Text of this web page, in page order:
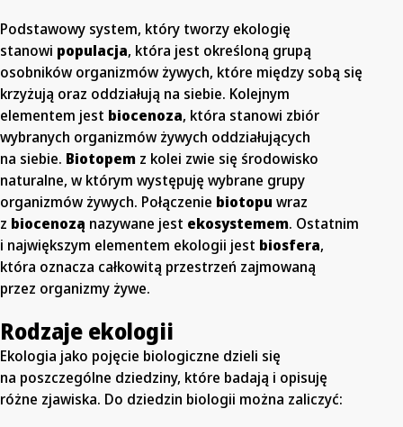
Podstawowy system, który tworzy ekologię
stanowi populacja, która jest określoną grupą
osobników organizmów żywych, które między sobą się
krzyżują oraz oddziałują na siebie. Kolejnym
elementem jest biocenoza, która stanowi zbiór
wybranych organizmów żywych oddziałujących
na siebie. Biotopem z kolei zwie się środowisko
naturalne, w którym występuję wybrane grupy
organizmów żywych. Połączenie biotopu wraz
z biocenozą nazywane jest ekosystemem. Ostatnim
i największym elementem ekologii jest biosfera,
która oznacza całkowitą przestrzeń zajmowaną
przez organizmy żywe.
Rodzaje ekologii
Ekologia jako pojęcie biologiczne dzieli się
na poszczególne dziedziny, które badają i opisuję
różne zjawiska. Do dziedzin biologii można zaliczyć: